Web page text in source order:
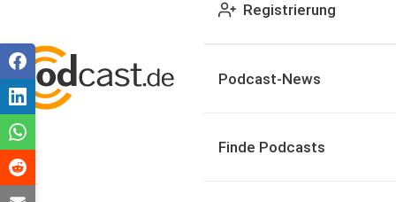
Registrierung
Podcast-News
Finde Podcasts